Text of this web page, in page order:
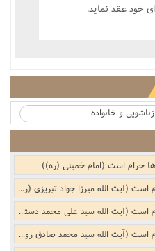
خود عقد نمايد.
و خانواده
حرام است (امام خمینی (ره))
عده ای از زن ها که ازدواج با آن ها حرام است (آیت الله میرزا جواد تبریزی (ره))
عده ای از زن ها که ازدواج با آن ها حرام است (آیت الله سید علی محمد دستغیب)
عده ای از زن ها که ازدواج با آن ها حرام است (آیت الله سید محمد صادق روحانی)